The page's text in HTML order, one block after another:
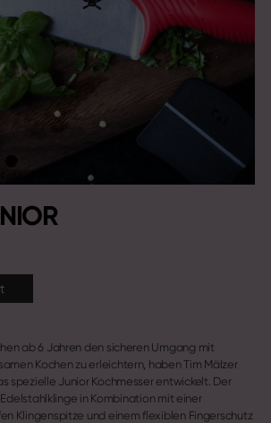
ab 6 Jahren den sicheren Umgang mit
Kochen zu erleichtern, haben Tim Mälzer
spezielle Junior Kochmesser entwickelt. Der
in Kombination mit einer
Klingenspitze und einem flexiblen Fingerschutz